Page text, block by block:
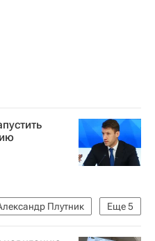
Еще5
Плутник